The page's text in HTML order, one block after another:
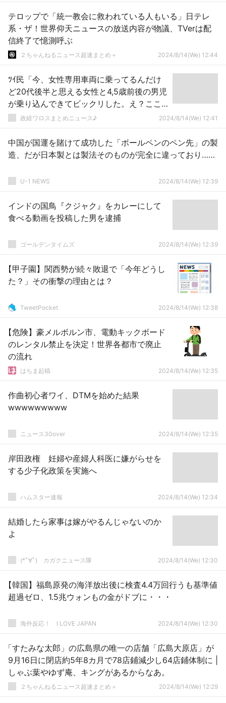
テロップで「統一教会に救われている人もいる」日テレ
系・ザ！世界仰天ニュースの放送内容が物議、TVerは配
信終了で憶測呼ぶ
２ちゃんねるニュース超速まとめ＋ 2024/8/14(We) 12:44
ﾂｲ民「今、女性専用車両に乗ってるんだけ
ど20代後半と思える女性と4,5歳前後の男児
が乗り込んできてビックリした。え？ここ
女性専用車両だよ？なんで男性を侵入させ
政経ワロスまとめニュース♪ 2024/8/14(We) 12:41
中国が国運を賭けて成功した「ボールペンのペン先」の製
造、だが日本製とは製法そのものが完全に違っており……
U-1 NEWS 2024/8/14(We) 12:39
インドの国鳥『クジャク』をカレーにして
食べる動画を投稿した男を逮捕
ゴールデンタイムズ 2024/8/14(We) 12:39
【甲子園】関西勢が続々敗退で「今年どうし
た？」その衝撃の理由とは？
TweetPocket 2024/8/14(We) 12:38
【危険】豪メルボルン市、電動キックボード
のレンタル禁止を決定！世界各都市で廃止
の流れ
はちま起稿 2024/8/14(We) 12:35
作曲初心者ワイ、DTMを始めた結果
wwwwwwwww
ニュース30over 2024/8/14(We) 12:35
岸田政権 妊婦や産婦人科医に嫌がらせを
する少子化政策を実施へ
ハムスター速報 2024/8/14(We) 12:34
結婚したら家事は嫁がやるんじゃないのか
よ
(*ﾟ∀ﾟ)ゞカガクニュース隊 2024/8/14(We) 12:30
【韓国】福島原発の海洋放出後に検査4.4万回行うも基準値
超過ゼロ、1.5兆ウォンもの金がドブに・・・
海外反応！ I LOVE JAPAN 2024/8/14(We) 12:30
「すたみな太郎」の広島県の唯一の店舗「広島大原店」が
9月16日に閉店約5年8カ月で78店鋪減少し64店鋪体制に |
しゃぶ葉やゆず庵、キングがあるからなあ。
２ちゃんねるニュース超速まとめ＋ 2024/8/14(We) 12:29